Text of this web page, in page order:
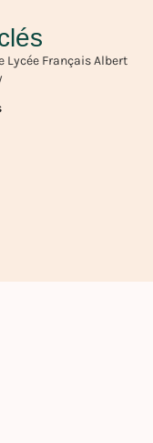
Lycée Français Albert